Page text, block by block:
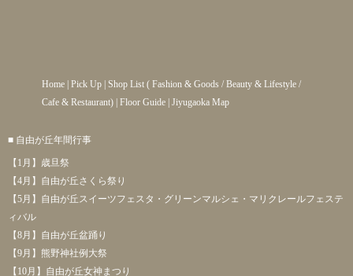
Home| Pick Up| Shop List( Fashion & Goods / Beauty & Lifestyle/
Cafe & Restaurant) | Floor Guide| Jiyugaoka Map
■ 自由が丘年間行事
【1月】歳旦祭
【4月】自由が丘さくら祭り
【5月】自由が丘スイーツフェスタ・グリーンマルシェ・マリクレールフェステ
ィバル
【8月】自由が丘盆踊り
【9月】熊野神社例大祭
【10月】自由が丘女神まつり